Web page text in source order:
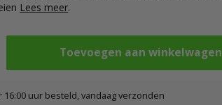
Lees meer.
Toevoegen aan winkelwagen
16:00 uur besteld, vandaag verzonden